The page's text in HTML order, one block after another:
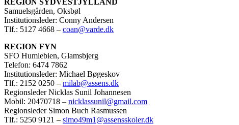
REGION SYDVESTJYLLAND
Samuelsgården, Oksbøl
Institutionsleder: Conny Andersen
Tlf.: 5127 4668 – coan@varde.dk
REGION FYN
SFO Humlebien, Glamsbjerg
Telefon: 6474 7862
Institutionsleder: Michael Bøgeskov
Tlf.: 2152 0250 – milab@assens.dk
Regionsleder Nicklas Sunil Johannesen
Mobil: 20470718 – nicklassunil@gmail.com
Regionsleder Simon Buch Rasmussen
Tlf.: 5250 9121 – simo49m1@assensskoler.dk